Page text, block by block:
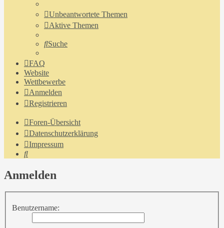
Unbeantwortete Themen
Aktive Themen
Suche
FAQ
Website
Wettbewerbe
Anmelden
Registrieren
Foren-Übersicht
Datenschutzerklärung
Impressum
Suche
Anmelden
Benutzername: